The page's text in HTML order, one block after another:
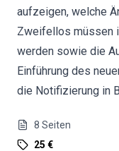
aufzeigen, welche
Zweifellos müssen
werden sowie die
Einführung des
die Notifizierung in
8 Seiten
25 €